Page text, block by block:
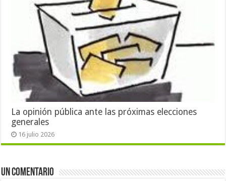
La opinión pública ante las próximas elecciones
generales
16 julio 2026
Un comentario